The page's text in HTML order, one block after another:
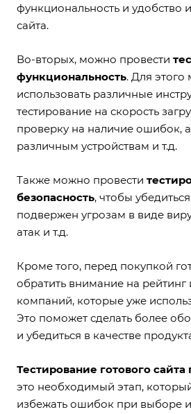
функциональность и удобство
сайта.
Во-вторых, можно провести
функциональность. Для
использовать различные
тестирование на скорость
проверку на наличие ошибок,
различным устройствам и т.д.
Также можно провести
безопасность, чтобы
подвержен угрозам в виде
атак и т.д.
Кроме того, перед покупкой
обратить внимание на рейтинг
компаний, которые уже
Это поможет сделать более
и убедиться в качестве
Тестирование готового
это необходимый этап,
избежать ошибок при выборе